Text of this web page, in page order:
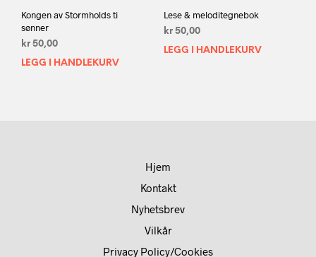
Kongen av Stormholds ti
sønner
kr 50,00
LEGG I HANDLEKURV
Lese & meloditegnebok
kr50,00
LEGG I HANDLEKURV
Hjem
Kontakt
Nyhetsbrev
Vilkår
Privacy Policy/Cookies